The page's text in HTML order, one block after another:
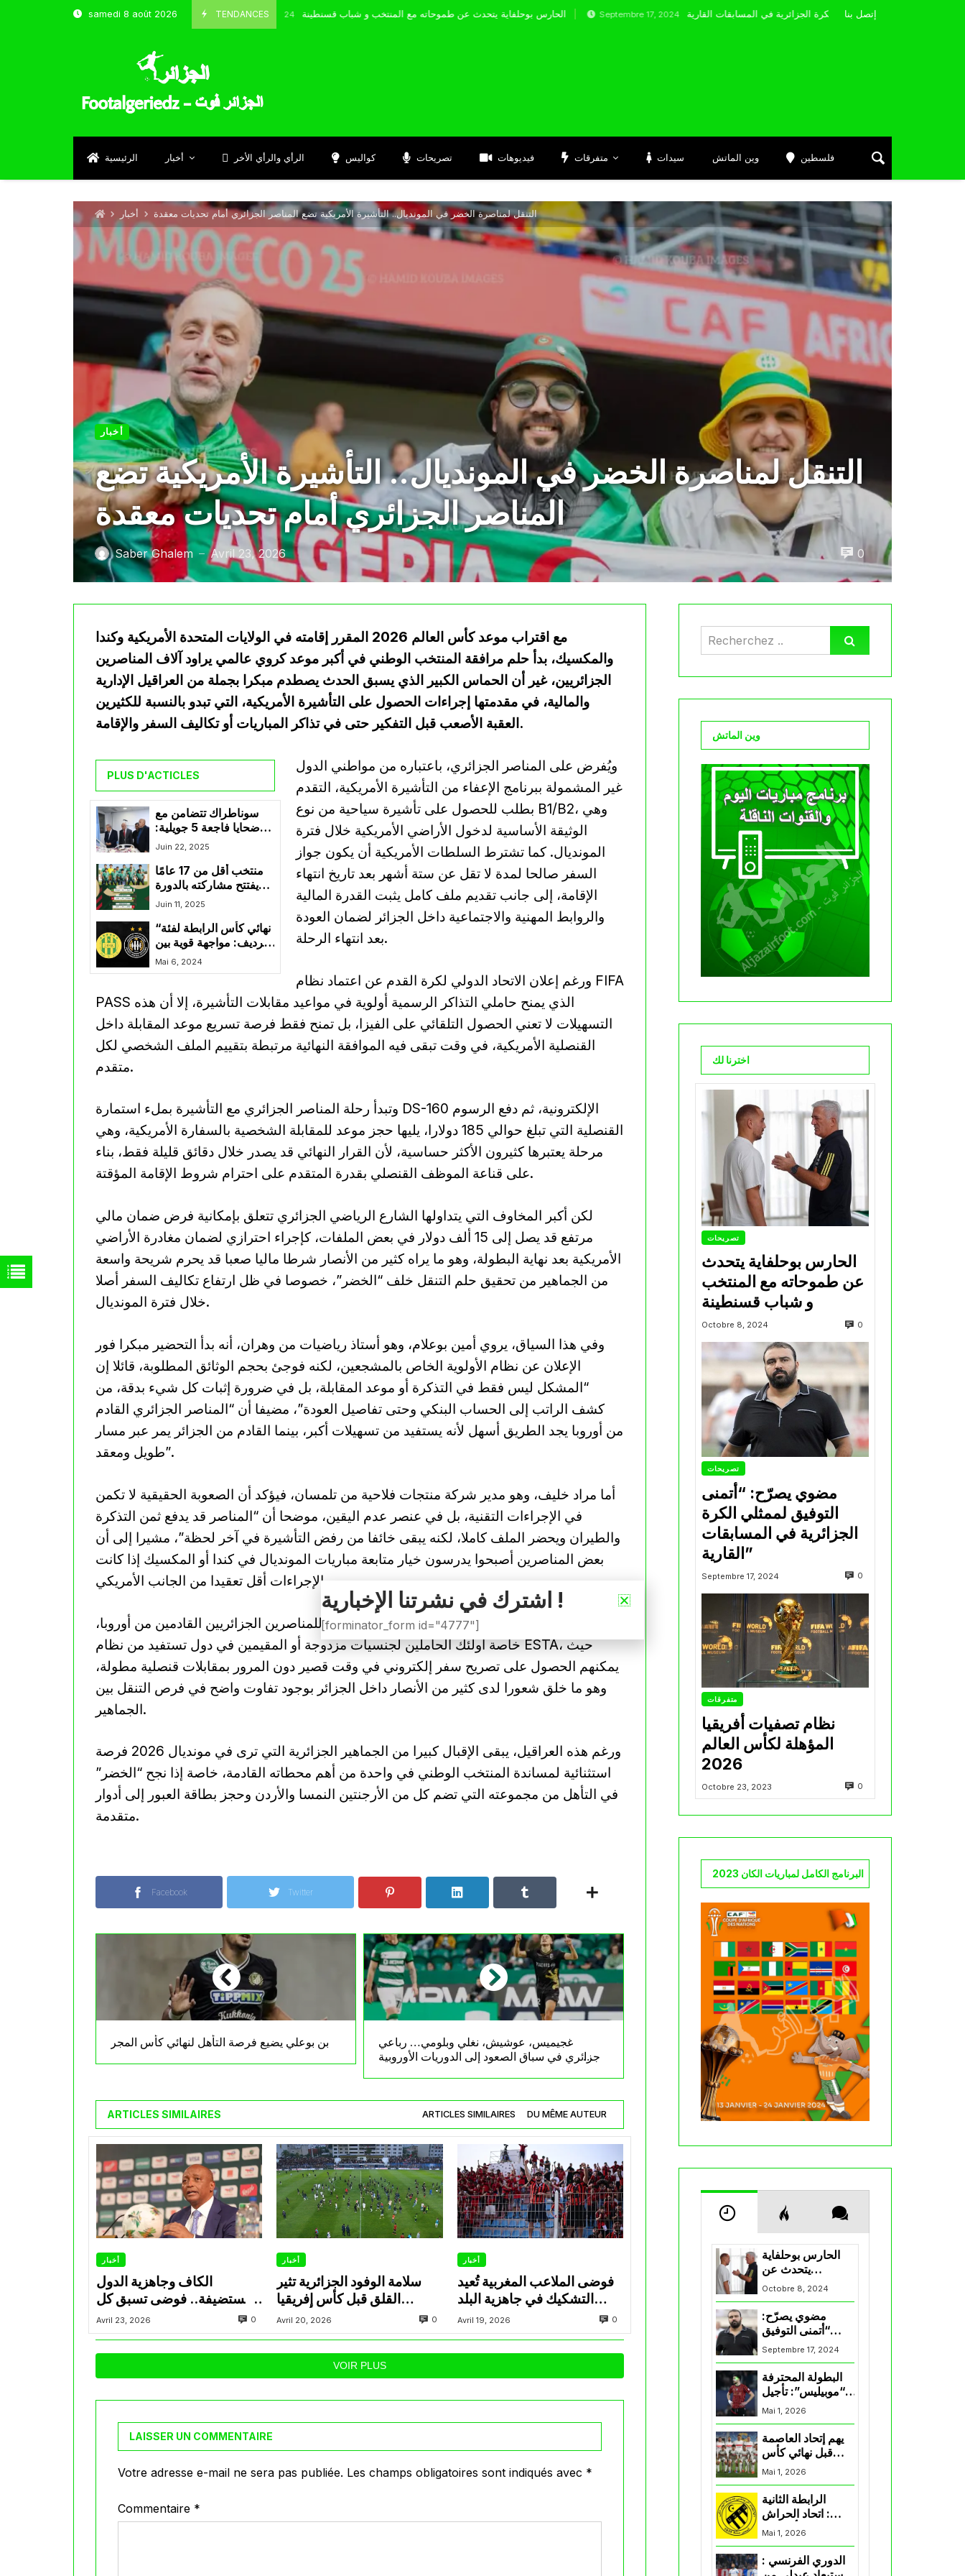
samedi 8 août 2026 TENDANCES
Octobre 8, 2024 الحارس بوحلفاية يتحدث عن طموحاته مع المنتخب و شباب قسنطينة Septembre 17, 2024 إتصل بنا
الرئيسية أخبار الرأي والرأي الأخر كواليس تصريحات فيديوهات متفرقات سيدات وين الماتش فلسطين
أخبار التنقل لمناصرة الخضر في المونديال.. التأشيرة الأمريكية تضع المناصر الجزائري أمام تحديات معقدة
أخبار
التنقل لمناصرة الخضر في المونديال.. التأشيرة الأمريكية تضع
المناصر الجزائري أمام تحديات معقدة
Saber Ghalem — Avril 23, 2026 0
مع اقتراب موعد كأس العالم 2026 المقرر إقامته في الولايات المتحدة الأمريكية وكندا
والمكسيك، بدأ حلم مرافقة المنتخب الوطني في أكبر موعد كروي عالمي يراود آلاف المناصرين
الجزائريين، غير أن الحماس الكبير الذي يسبق الحدث يصطدم مبكرا بجملة من العراقيل الإدارية
والمالية، في مقدمتها إجراءات الحصول على التأشيرة الأمريكية، التي تبدو بالنسبة للكثيرين
العقبة الأصعب قبل التفكير حتى في تذاكر المباريات أو تكاليف السفر والإقامة.
PLUS D'ACTICLES
سوناطراك تتضامن مع
ضحايا فاجعة 5 جويلية:
زيارة ومواساة من
Juin 22, 2025
منتخب أقل من 17 عامًا
يفتتح مشاركته بالدورة
الودية الدولية بمواجهة
Juin 11, 2025
“نهائي كأس الرابطة لفئة
الرديف: مواجهة قوية بين
شبيبة القبائل ووفاق
سطيف”
Mai 6, 2024
ويُفرض على المناصر الجزائري، باعتباره من مواطني الدول
غير المشمولة ببرنامج الإعفاء من التأشيرة الأمريكية، التقدم
بطلب للحصول على تأشيرة سياحية من نوع B1/B2، وهي
الوثيقة الأساسية لدخول الأراضي الأمريكية خلال فترة
المونديال. كما تشترط السلطات الأمريكية أن يكون جواز
السفر صالحا لمدة لا تقل عن ستة أشهر بعد تاريخ انتهاء
الإقامة، إلى جانب تقديم ملف كامل يثبت القدرة المالية
والروابط المهنية والاجتماعية داخل الجزائر لضمان العودة
بعد انتهاء الرحلة.
ورغم إعلان الاتحاد الدولي لكرة القدم عن اعتماد نظام FIFA
PASS الذي يمنح حاملي التذاكر الرسمية أولوية في مواعيد مقابلات التأشيرة، إلا أن هذه
التسهيلات لا تعني الحصول التلقائي على الفيزا، بل تمنح فقط فرصة تسريع موعد المقابلة داخل
القنصلية الأمريكية، في وقت تبقى فيه الموافقة النهائية مرتبطة بتقييم الملف الشخصي لكل
متقدم.
وتبدأ رحلة المناصر الجزائري مع التأشيرة بملء استمارة DS-160 الإلكترونية، ثم دفع الرسوم
القنصلية التي تبلغ حوالي 185 دولارا، يليها حجز موعد للمقابلة الشخصية بالسفارة الأمريكية، وهي
مرحلة يعتبرها كثيرون الأكثر حساسية، لأن القرار النهائي قد يصدر خلال دقائق قليلة فقط، بناء
على قناعة الموظف القنصلي بقدرة المتقدم على احترام شروط الإقامة المؤقتة.
لكن أكبر المخاوف التي يتداولها الشارع الرياضي الجزائري تتعلق بإمكانية فرض ضمان مالي
مرتفع قد يصل إلى 15 ألف دولار في بعض الملفات، كإجراء احترازي لضمان مغادرة الأراضي
الأمريكية بعد نهاية البطولة، وهو ما يراه كثير من الأنصار شرطا ماليا صعبا قد يحرم شريحة واسعة
من الجماهير من تحقيق حلم التنقل خلف “الخضر”، خصوصا في ظل ارتفاع تكاليف السفر أصلا
خلال فترة المونديال.
وفي هذا السياق، يروي أمين بوعلام، وهو أستاذ رياضيات من وهران، أنه بدأ التحضير مبكرا فور
الإعلان عن نظام الأولوية الخاص بالمشجعين، لكنه فوجئ بحجم الوثائق المطلوبة، قائلا إن
“المشكل ليس فقط في التذكرة أو موعد المقابلة، بل في ضرورة إثبات كل شيء بدقة، من
كشف الراتب إلى الحساب البنكي وحتى تفاصيل العودة”، مضيفا أن “المناصر الجزائري القادم
من أوروبا يجد الطريق أسهل لأنه يستفيد من تسهيلات أكبر، بينما القادم من الجزائر يمر عبر مسار
طويل ومعقد”.
أما مراد خليف، وهو مدير شركة منتجات فلاحية من تلمسان، فيؤكد أن الصعوبة الحقيقية لا تكمن
في الإجراءات التقنية، بل في عنصر عدم اليقين، موضحا أن “المناصر قد يدفع ثمن التذكرة
والطيران ويحضر الملف كاملا، لكنه يبقى خائفا من رفض التأشيرة في آخر لحظة”، مشيرا إلى أن
بعض المناصرين أصبحوا يدرسون خيار متابعة مباريات المونديال في كندا أو المكسيك إذا كانت
وفي المقابل، تبدو الإجراءات أكثر سهولة بالنسبة للمناصرين الجزائريين القادمين من أوروبا،
خاصة أولئك الحاملين لجنسيات مزدوجة أو المقيمين في دول تستفيد من نظام ESTA، حيث
يمكنهم الحصول على تصريح سفر إلكتروني في وقت قصير دون المرور بمقابلات قنصلية مطولة،
وهو ما خلق شعورا لدى كثير من الأنصار داخل الجزائر بوجود تفاوت واضح في فرص التنقل بين
الجماهير.
ورغم هذه العراقيل، يبقى الإقبال كبيرا من الجماهير الجزائرية التي ترى في مونديال 2026 فرصة
استثنائية لمساندة المنتخب الوطني في واحدة من أهم محطاته القادمة، خاصة إذا نجح “الخضر”
في التأهل من مجموعته التي تضم كل من الأرجنتين النمسا والأردن وحجز بطاقة العبور إلى أدوار
متقدمة.
Facebook Twitter
بن بوعلي يضيع فرصة التأهل لنهائي كأس المجر
غجيميس، عوشيش، نغلي وبلومي… رباعي
جزائري في سباق الصعود إلى الدوريات الأوروبية
ARTICLES SIMILAIRES ARTICLES SIMILAIRES DU MÊME AUTEUR
أخبار
الكاف وجاهزية الدول
المستضيفة.. فوضى تسبق كل
Avril 23, 2026 0
أخبار
سلامة الوفود الجزائرية تثير
القلق قبل كأس إفريقيا
للسيدات 2026 بعد أحداث
آسفي
Avril 20, 2026 0
أخبار
فوضى الملاعب المغربية تُعيد
التشكيك في جاهزية البلد
لاستضافة مونديال 2030Avril 19, 2026 0
VOIR PLUS
LAISSER UN COMMENTAIRE
Votre adresse e-mail ne sera pas publiée. Les champs obligatoires sont indiqués avec *
Commentaire *
وين الماتش
اخترنا لك
تصريحات
الحارس بوحلفاية يتحدث
عن طموحاته مع المنتخب
و شباب قسنطينة
Octobre 8, 2024 0
تصريحات
مضوي يصرّح: “أتمنى
التوفيق لممثلي الكرة
الجزائرية في المسابقات
القارية”
Septembre 17, 2024 0
متفرقات
نظام تصفيات أفريقيا
المؤهلة لكأس العالم
2026
Octobre 23, 2023 0
البرنامج الكامل لمباريات الكان 2023
الحارس بوحلفاية
يتحدث عن
طموحاته مع
المنتخب و شباب
قسنطينة
Octobre 8, 2024
مضوي يصرّح:
“أتمنى التوفيق
لممثلي الكرة
الجزائرية في
Septembre 17, 2024
البطولة المحترفة
“موبيليس”: تأجيل
مباراة إتحاد
العاصمة وأتلتيك
بارادو
Mai 1, 2026
يهم إتحاد العاصمة
قبل نهائي كأس
اكاف : الزمالك
يسقط بثلاثية أمام
Mai 1, 2026
الرابطة الثانية
: اتحاد الحراش
يحسم التأهل إلى
“البلاي أوف”
Mai 1, 2026
الدوري الفرنسي :
اشترك في نشرتنا الإخبارية !
[forminator_form id="4777"]